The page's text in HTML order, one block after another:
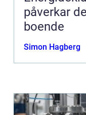
påverkar
boende
Simon Hagberg